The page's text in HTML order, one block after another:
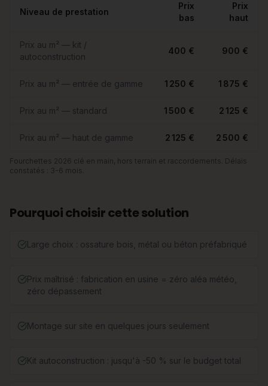
Niveau de prestation
Prix
bas
Prix
haut
Prix au m² — kit /
autoconstruction
400 € 900 €
Prix au m² — entrée de gamme 1 250 € 1 875 €
Prix au m² — standard 1 500 € 2 125 €
Prix au m² — haut de gamme 2 125 € 2 500 €
Fourchettes 2026 clé en main, hors terrain et raccordements. Délais
constatés : 3-6 mois.
Pourquoi choisir cette solution
Large choix : ossature bois, métal ou béton préfabriqué
Prix maîtrisé : fabrication en usine = zéro aléa météo,
zéro dépassement
Montage sur site en quelques jours seulement
Kit autoconstruction : jusqu'à -50 % sur le budget total